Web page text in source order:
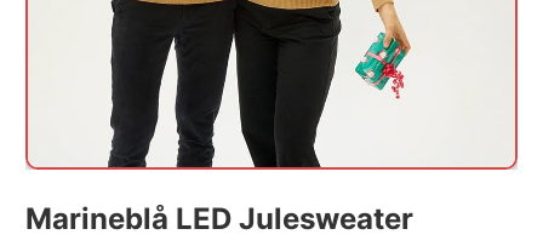
Marineblå LED Julesweater